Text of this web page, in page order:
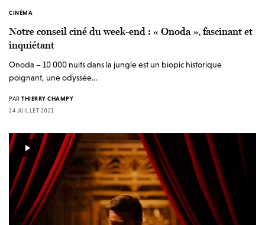
CINÉMA
Notre conseil ciné du week-end : « Onoda », fascinant et
inquiétant
Onoda – 10 000 nuits dans la jungle est un biopic historique
poignant, une odyssée…
PAR THIERRY CHAMPY
24 JUILLET 2021